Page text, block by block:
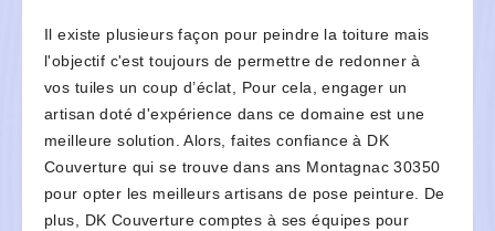
Il existe plusieurs façon pour peindre la toiture mais
l'objectif c'est toujours de permettre de redonner à
vos tuiles un coup d’éclat, Pour cela, engager un
artisan doté d'expérience dans ce domaine est une
meilleure solution. Alors, faites confiance à DK
Couverture qui se trouve dans ans Montagnac 30350
pour opter les meilleurs artisans de pose peinture. De
plus, DK Couverture comptes à ses équipes pour